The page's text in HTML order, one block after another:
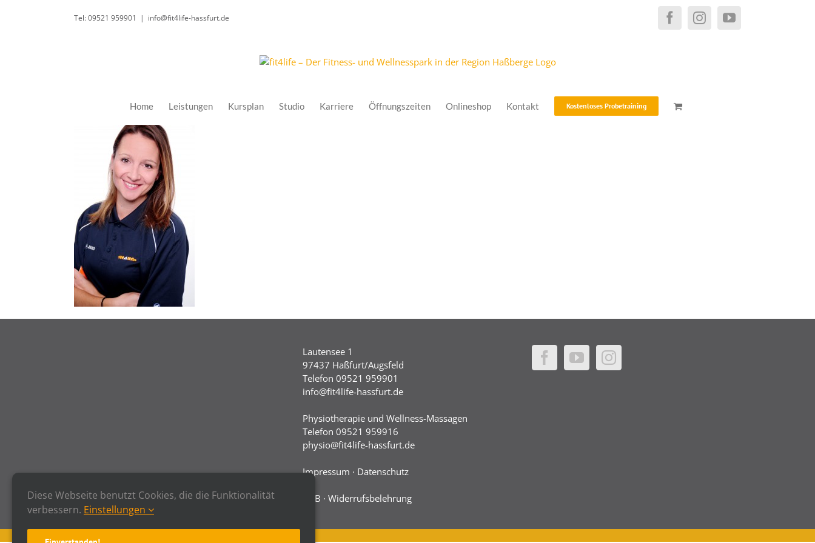
Tel: 09521 959901 | info@fit4life-hassfurt.de FacebookInstagramYouTube
Home Leistungen Kursplan Studio Karriere Öffnungszeiten Onlineshop Kontakt Kostenloses Probetraining
Lautensee 1
97437 Haßfurt/Augsfeld
Telefon 09521 959901
info@fit4life-hassfurt.de
Physiotherapie und Wellness-Massagen
Telefon 09521 959916
physio@fit4life-hassfurt.de
Impressum · Datenschutz
AGB ·Widerrufsbelehrung
Diese Webseite benutzt Cookies, die die Funktionalität
verbessern. Einstellungen